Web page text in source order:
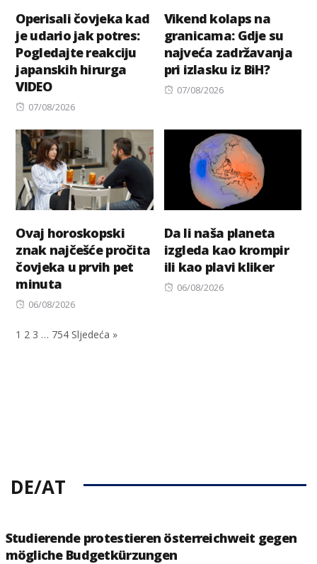
Operisali čovjeka kad
je udario jak potres:
Pogledajte reakciju
japanskih hirurga
VIDEO
Posted
07/08/2026
Vikend kolaps na
granicama: Gdje su
najveća zadržavanja
pri izlasku iz BiH?
Posted
07/08/2026
Ovaj horoskopski
znak najčešće pročita
čovjeka u prvih pet
minuta
Posted
06/08/2026
Da li naša planeta
izgleda kao krompir
ili kao plavi kliker
Posted
06/08/2026
1 2 3 … 754 Sljedeća »
DE/AT
Studierende protestieren österreichweit gegen
mögliche Budgetkürzungen